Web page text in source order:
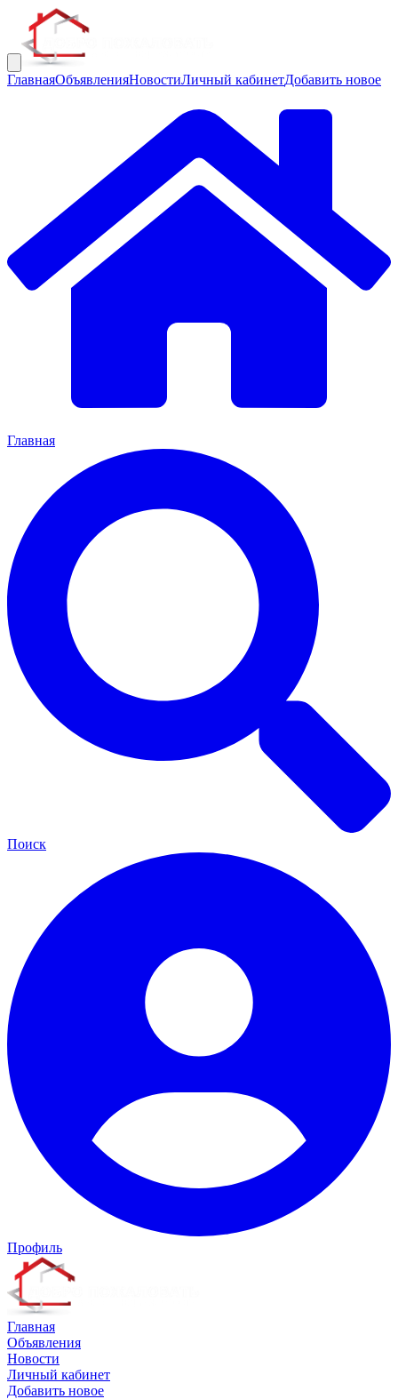
ГлавнаяОбъявленияНовостиЛичный кабинетДобавить новое
Главная
Поиск
Профиль
Главная
Объявления
Новости
Личный кабинет
Добавить новое